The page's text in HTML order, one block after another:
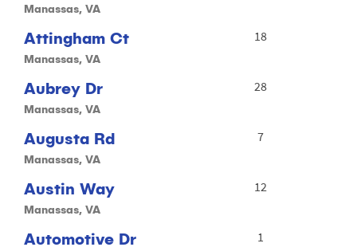
Manassas, VA
Attingham Ct
Manassas, VA
18
Aubrey Dr
Manassas, VA
28
Augusta Rd
Manassas, VA
7
Austin Way
Manassas, VA
12
Automotive Dr 1